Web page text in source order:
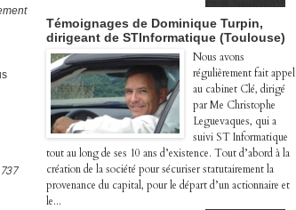
Témoignages de Dominique Turpin,
dirigeant de STInformatique (Toulouse)
Nous avons
régulièrement fait appel
au cabinet Clé, dirigé
par Me Christophe
Leguevaques, qui a
suivi ST Informatique
tout au long de ses 10 ans d’existence. Tout d’abord à la
création de la société pour sécuriser statutairement la
provenance du capital, pour le départ d’un actionnaire et
le...